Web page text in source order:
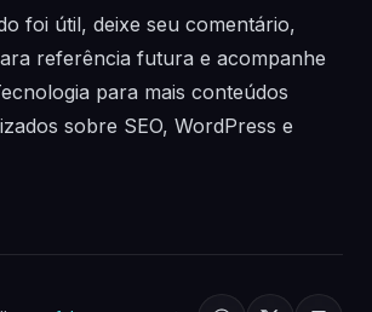
foi útil, deixe seu comentário,
referência futura e acompanhe
para mais conteúdos
sobre SEO, WordPress e